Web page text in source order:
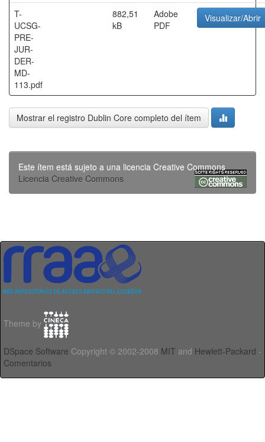
T-
UCSG-
PRE-
JUR-
DER-
MD-
113.pdf
882,51
kB
Adobe
PDF
Visualizar/Abrir
Mostrar el registro Dublin Core completo del ítem
Este ítem está sujeto a una licencia Creative Commons
Licencia Creative Commons
Theme by
DSpace Software Copyright © 2002-2008 MIT and Hewlett-Packard -
Comentarios